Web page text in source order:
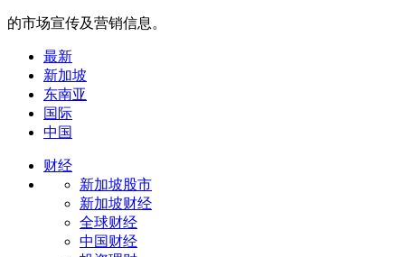
的市场宣传及营销信息。
最新
新加坡
东南亚
国际
中国
财经
新加坡股市
新加坡财经
全球财经
中国财经